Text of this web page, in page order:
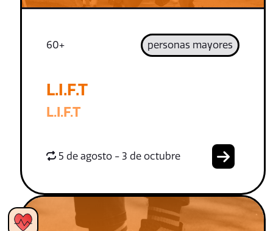
60+ personas mayores
L.I.F.T
L.I.F.T
5 de agosto - 3 de octubre